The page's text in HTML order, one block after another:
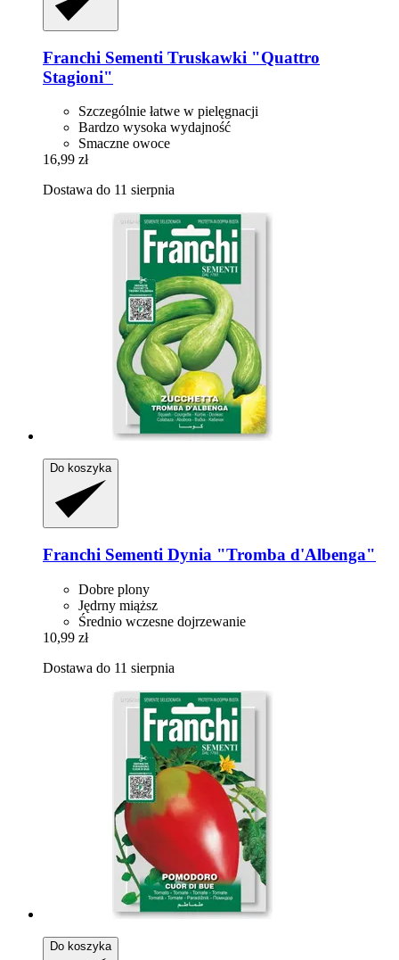
Franchi Sementi Truskawki "Quattro
Stagioni"
Szczególnie łatwe w pielęgnacji
Bardzo wysoka wydajność
Smaczne owoce
16,99 zł
Dostawa do 11 sierpnia
Do koszyka
Franchi Sementi Dynia "Tromba d'Albenga"
Dobre plony
Jędrny miąższ
Średnio wczesne dojrzewanie
10,99 zł
Dostawa do 11 sierpnia
Do koszyka